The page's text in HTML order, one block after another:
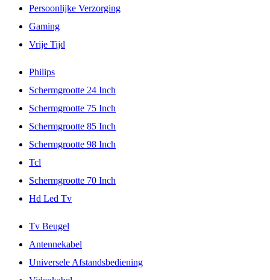
Persoonlijke Verzorging
Gaming
Vrije Tijd
Philips
Schermgrootte 24 Inch
Schermgrootte 75 Inch
Schermgrootte 85 Inch
Schermgrootte 98 Inch
Tcl
Schermgrootte 70 Inch
Hd Led Tv
Tv Beugel
Antennekabel
Universele Afstandsbediening